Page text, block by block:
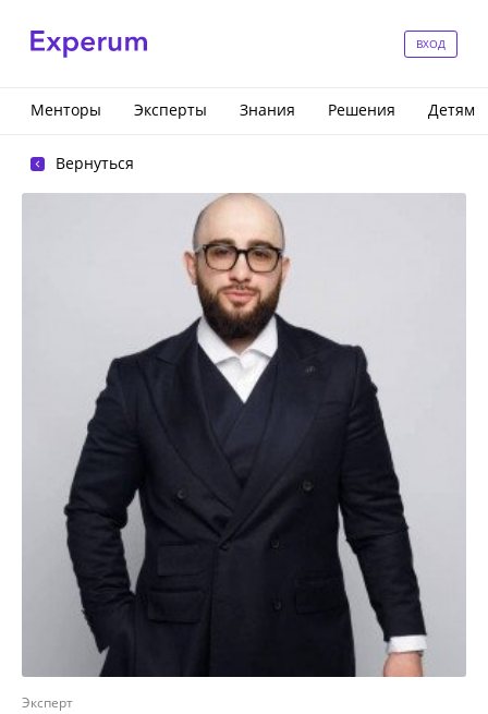
ВХОД
Менторы Эксперты Знания Решения Детям
Вернуться
Эксперт